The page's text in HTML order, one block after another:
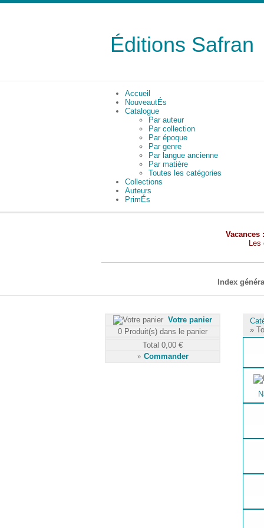
Éditions Safran
Accueil
NouveautÉs
Catalogue
Par auteur
Par collection
Par époque
Par genre
Par langue ancienne
Par matière
Toutes les catégories
Collections
Auteurs
PrimÉs
Vacances
Les
Index
»
Votre panier
0 Produit(s) dans le panier
Total 0,00 €
» Commander